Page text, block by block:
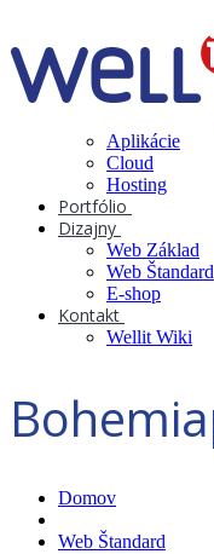
Aplikácie
Cloud
Hosting
Portfólio
Dizajny
Web Základ
Web Štandard
E-shop
Kontakt
Wellit Wiki
Domov
Web Štandard